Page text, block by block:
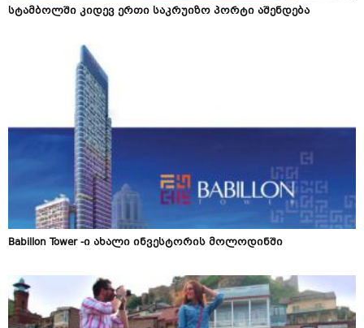
სტამბოლში კიდევ ერთი საკრუიზო პორტი აშენდება
Babillon Tower -ი ახალი ინვესტორის მოლოდინში